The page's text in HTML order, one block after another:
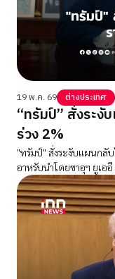
19 พ.ค. 69 ต่างประเทศ
“ทรัมป์” สั่งระงั
ร่วง 2%
"ทรัมป์" สั่งระงับแผนกลั
อาหรับนำโดยซาอุฯ ยูเอ
ราคาน้ำมันร่วง 2%